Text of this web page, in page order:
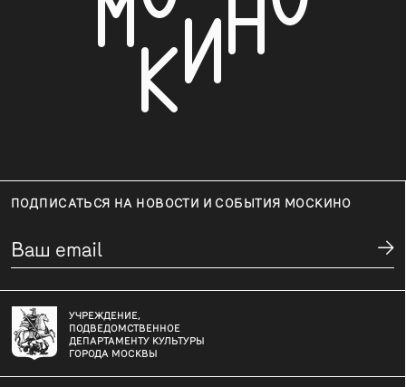
ПОДПИСАТЬСЯ НА НОВОСТИ И СОБЫТИЯ МОСКИНО
УЧРЕЖДЕНИЕ,
ПОДВЕДОМСТВЕННОЕ
ДЕПАРТАМЕНТУ КУЛЬТУРЫ
ГОРОДА МОСКВЫ